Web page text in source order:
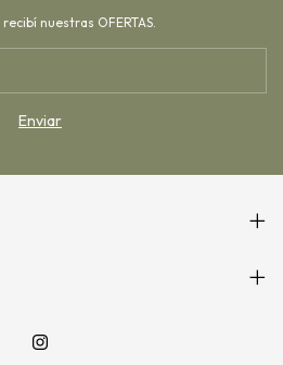
nuestras OFERTAS.